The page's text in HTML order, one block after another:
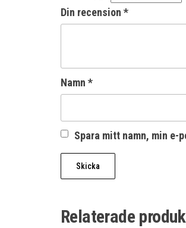
Din recension *
Namn *
Spara mitt namn, min e-
Relaterade